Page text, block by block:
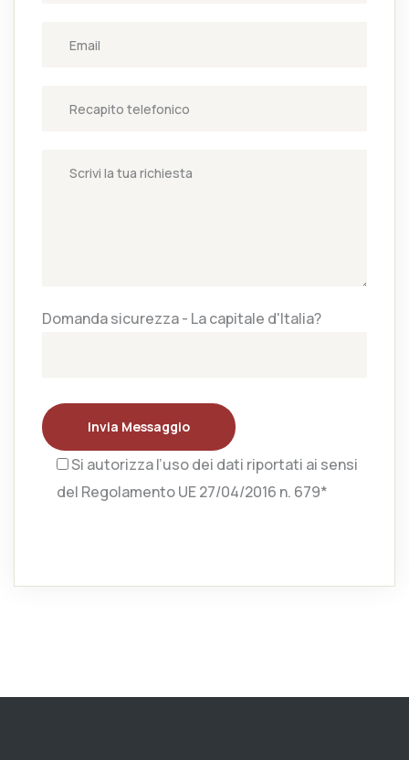
Domanda sicurezza - La capitale d'Italia?
Invia Messaggio
Si autorizza l’uso dei dati riportati ai sensi
del Regolamento UE 27/04/2016 n. 679*